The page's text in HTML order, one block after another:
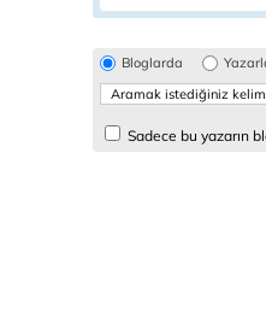
Bloglarda
Sadece bu yazarın